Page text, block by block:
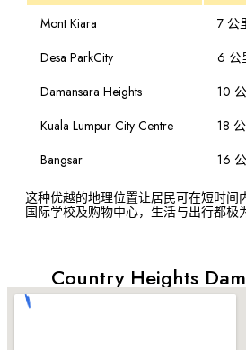
Mont Kiara
7 公
Desa ParkCity 6 公
Damansara Heights
10
Kuala Lumpur City Centre
18
Bangsar
16
这种优越的地理位置让居民可在短时间
国际学校及购物中心，生活与出行都极
Country Heights